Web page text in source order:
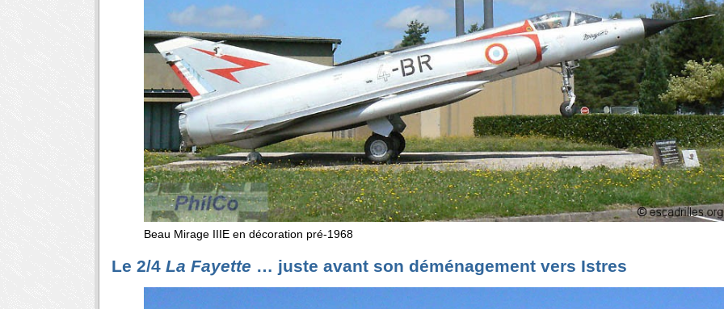
Beau Mirage IIIE en décoration pré-1968
Le 2/4 La Fayette … juste avant son déménagement vers Istres